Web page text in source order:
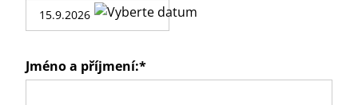
Jméno a příjmení:*